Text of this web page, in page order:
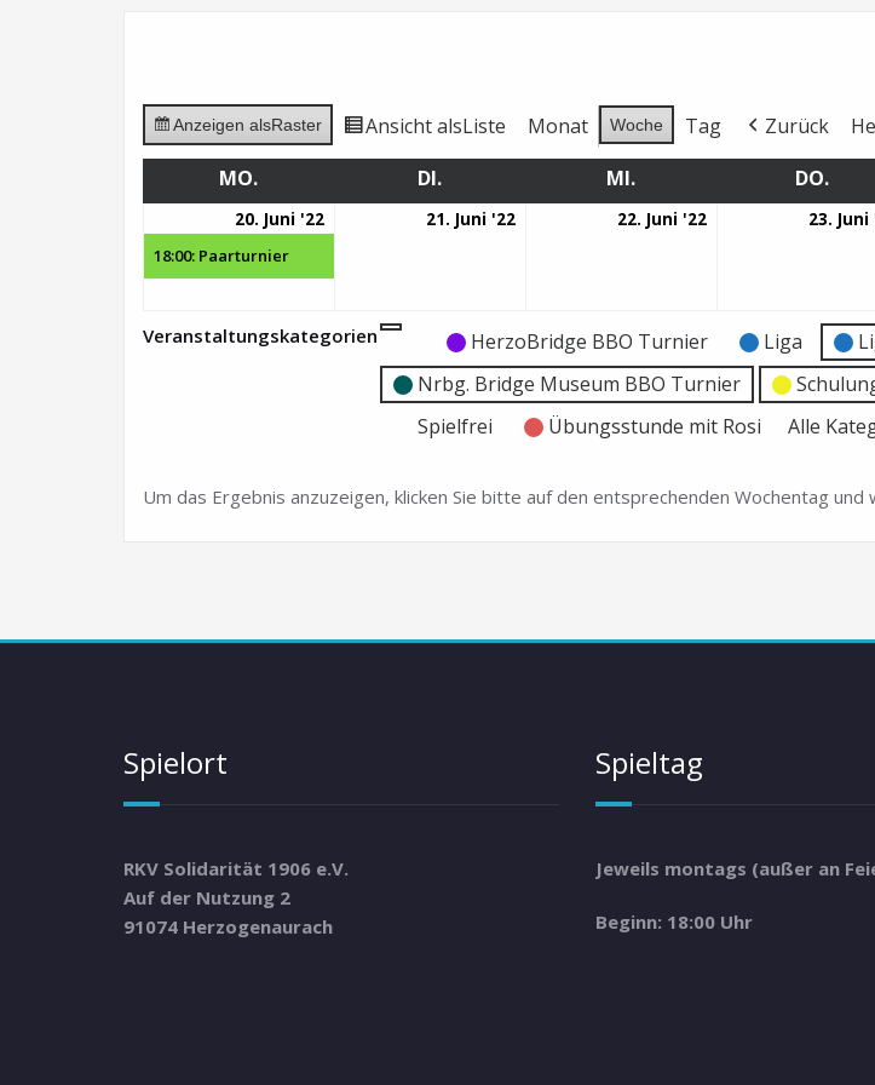
Anzeigen alsRaster Ansicht alsListe Monat Woche Tag Zurück
MO.
DI. MI. DO.
20. Juni '22
2022
18:00: Paarturnier
21. Juni '22 22. Juni '22 23. Juni
Veranstaltungskategorien
Kategorie
ohne
Titel
Kategorie
ohne
Titel
HerzoBridge BBO Turnier Liga
Nrbg. Bridge Museum BBO Turnier
Spielfrei
Übungsstunde mit Rosi Alle
Um das Ergebnis anzuzeigen, klicken Sie bitte auf den entsprechenden Wochentag und
Spielort
RKV Solidarität 1906 e.V.
Auf der Nutzung 2
91074 Herzogenaurach
Spieltag
Jeweils montags (außer an
Beginn: 18:00 Uhr